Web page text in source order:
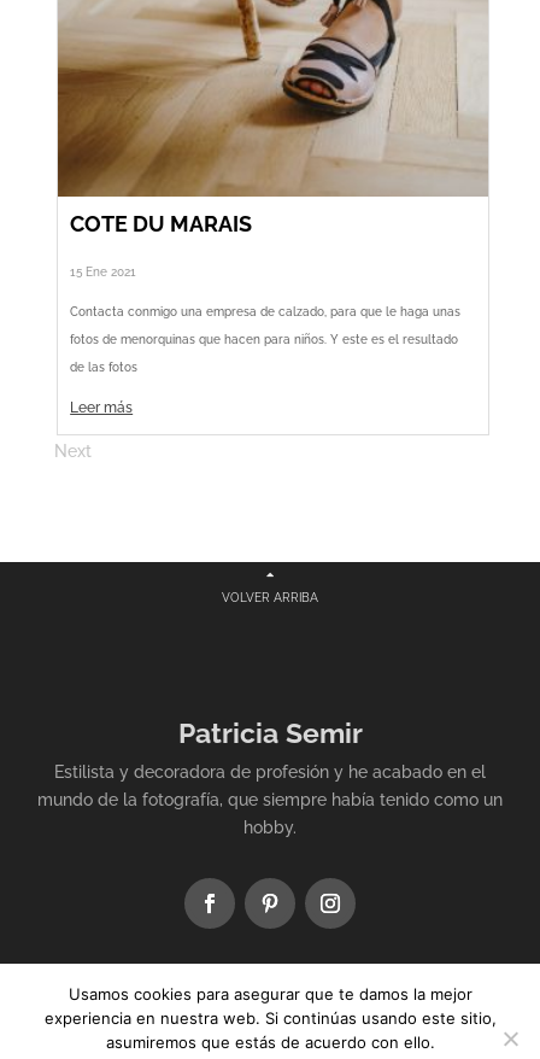
COTE DU MARAIS
15 Ene 2021
Contacta conmigo una empresa de calzado, para que le haga unas
fotos de menorquinas que hacen para niños. Y este es el resultado
de las fotos
Leer más
Next
VOLVER ARRIBA
Patricia Semir
Estilista y decoradora de profesión y he acabado en el
mundo de la fotografía, que siempre había tenido como un
hobby.
Usamos cookies para asegurar que te damos la mejor
experiencia en nuestra web. Si continúas usando este sitio,
asumiremos que estás de acuerdo con ello.